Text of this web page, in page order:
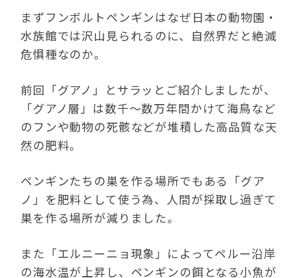
まずフンボルトペンギンはなぜ日本の動物園・
水族館では沢山見られるのに、自然界だと絶滅
危惧種なのか。
前回「グアノ」とサラッとご紹介しましたが、
「グアノ層」は数千～数万年間かけて海鳥など
のフンや動物の死骸などが堆積した高品質な天
然の肥料。
ペンギンたちの巣を作る場所でもある「グア
ノ」を肥料として使う為、人間が採取し過ぎて
巣を作る場所が減りました。
また「エルニーニョ現象」によってペルー沿岸
の海水温が上昇し、ペンギンの餌となる小魚が